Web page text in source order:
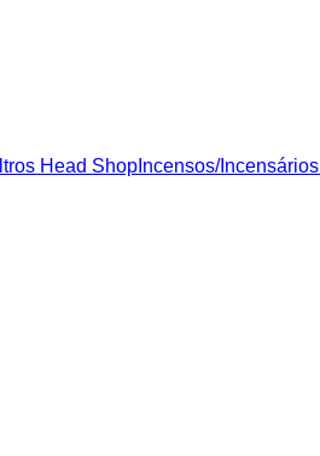
Head Shop Incensos/Incensários